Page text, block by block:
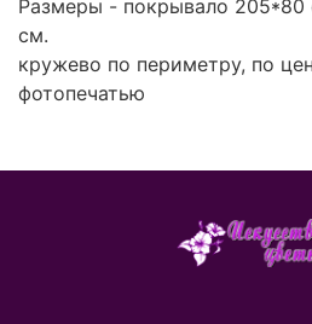
Размеры - покрывало 205*80
см.
кружево по периметру, по
фотопечатью